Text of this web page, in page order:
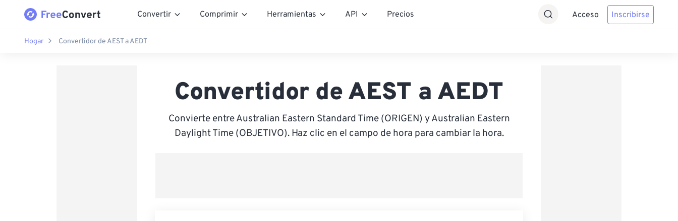
Convertir Comprimir Herramientas API Precios Acceso Inscribirse
Hogar Convertidor de AEST a AEDT
Convertidor de AEST a AEDT
Convierte entre Australian Eastern Standard Time (ORIGEN) y Australian Eastern
Daylight Time (OBJETIVO). Haz clic en el campo de hora para cambiar la hora.